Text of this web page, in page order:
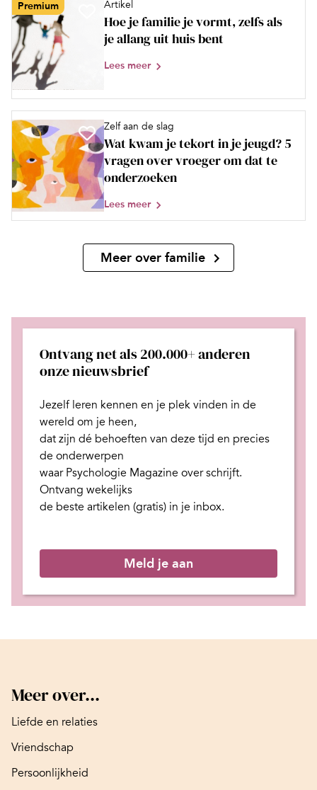
Premium Artikel
Hoe je familie je vormt, zelfs als
je allang uit huis bent
Lees meer
Zelf aan de slag
Wat kwam je tekort in je jeugd? 5
vragen over vroeger om dat te
onderzoeken
Lees meer
Meer over familie
Ontvang net als 200.000+ anderen
onze nieuwsbrief
Jezelf leren kennen en je plek vinden in de
wereld om je heen,
dat zijn dé behoeften van deze tijd en precies
de onderwerpen
waar Psychologie Magazine over schrijft.
Ontvang wekelijks
de beste artikelen (gratis) in je inbox.
Meld je aan
Meer over...
Liefde en relaties
Vriendschap
Persoonlijkheid